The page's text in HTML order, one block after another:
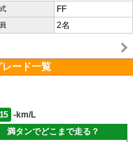
FF
2名
ード一覧
-km/L
満タンでどこまで走る？